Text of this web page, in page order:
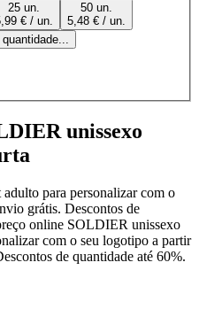
25 un.
€ / un.
50 un.
5,48 € / un.
unissexo
para personalizar com o
grátis. Descontos de
online SOLDIER unissexo
com o seu logotipo a partir
de quantidade até 60%.